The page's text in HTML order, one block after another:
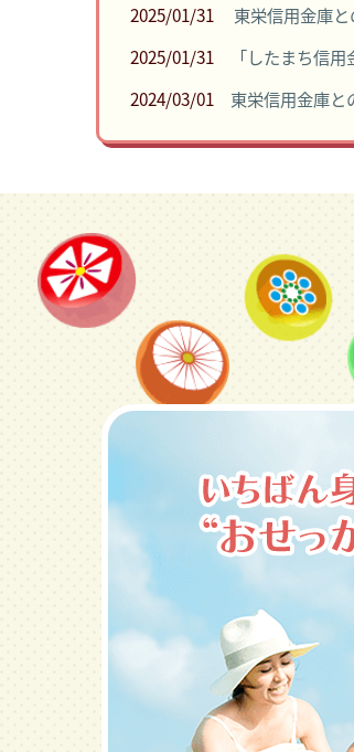
2025/01/31
東栄信用金庫
2025/01/31
「したまち信
2024/03/01 東栄信用金庫と